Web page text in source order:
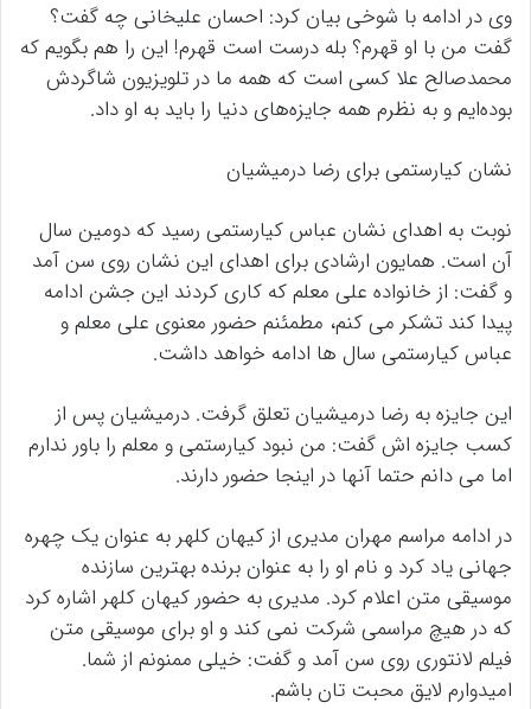
وی در ادامه با شوخی بیان کرد: احسان علیخانی چه گفت؟
گفت من با او قهرم؟ بله درست است قهرم! این را هم بگویم که
محمدصالح علا کسی است که همه ما در تلویزیون شاگردش
بوده‌ایم و به نظرم همه جایزه‌های دنیا را باید به او داد.
نشان کیارستمی برای رضا درمیشیان
نوبت به اهدای نشان عباس کیارستمی رسید که دومین سال
آن است. همایون ارشادی برای اهدای این نشان روی سن آمد
و گفت: از خانواده علی معلم که کاری کردند این جشن ادامه
پیدا کند تشکر می کنم، مطمئنم حضور معنوی علی معلم و
عباس کیارستمی سال ها ادامه خواهد داشت.
این جایزه به رضا درمیشیان تعلق گرفت. درمیشیان پس از
کسب جایزه اش گفت: من نبود کیارستمی و معلم را باور ندارم
اما می دانم حتما آنها در اینجا حضور دارند.
در ادامه مراسم مهران مدیری از کیهان کلهر به عنوان یک چهره
جهانی یاد کرد و نام او را به عنوان برنده بهترین سازنده
موسیقی متن اعلام کرد. مدیری به حضور کیهان کلهر اشاره کرد
که در هیچ مراسمی شرکت نمی کند و او برای موسیقی متن
فیلم لانتوری روی سن آمد و گفت: خیلی ممنونم از شما.
امیدوارم لایق محبت تان باشم.